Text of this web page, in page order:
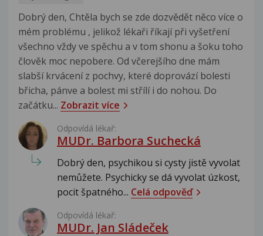
Dobrý den, Chtěla bych se zde dozvědět něco více o
mém problému , jelikož lékaři říkají při vyšetření
všechno vždy ve spěchu a v tom shonu a šoku toho
člověk moc nepobere. Od včerejšího dne mám
slabší krvácení z pochvy, které doprovází bolesti
břicha, pánve a bolest mi střílí i do nohou. Do
začátku... Zobrazit více
Odpovídá lékař:
MUDr. Barbora Suchecká
Dobrý den, psychikou si cysty jistě vyvolat
nemůžete. Psychicky se dá vyvolat úzkost,
pocit špatného... Celá odpověď
Odpovídá lékař:
MUDr. Jan Sládeček